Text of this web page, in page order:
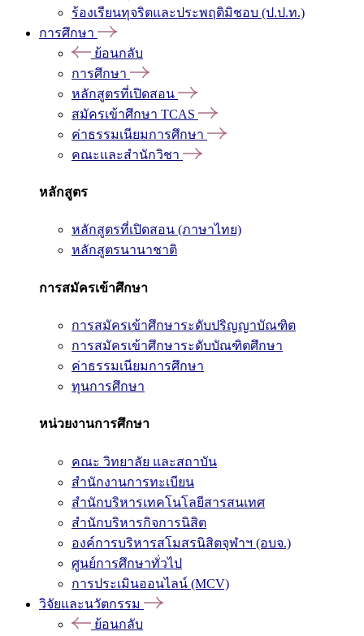
ร้องเรียนทุจริตและประพฤติมิชอบ (ป.ป.ท.)
การศึกษา
ย้อนกลับ
การศึกษา
หลักสูตรที่เปิดสอน
สมัครเข้าศึกษา TCAS
ค่าธรรมเนียมการศึกษา
คณะและสำนักวิชา
หลักสูตร
หลักสูตรที่เปิดสอน (ภาษาไทย)
หลักสูตรนานาชาติ
การสมัครเข้าศึกษา
การสมัครเข้าศึกษาระดับปริญญาบัณฑิต
การสมัครเข้าศึกษาระดับบัณฑิตศึกษา
ค่าธรรมเนียมการศึกษา
ทุนการศึกษา
หน่วยงานการศึกษา
คณะ วิทยาลัย และสถาบัน
สำนักงานการทะเบียน
สำนักบริหารเทคโนโลยีสารสนเทศ
สำนักบริหารกิจการนิสิต
องค์การบริหารสโมสรนิสิตจุฬาฯ (อบจ.)
ศูนย์การศึกษาทั่วไป
การประเมินออนไลน์ (MCV)
วิจัยและนวัตกรรม
ย้อนกลับ